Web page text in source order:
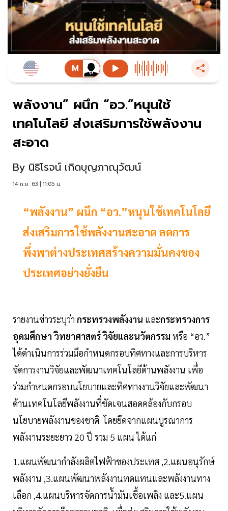
พลังงาน” ผนึก “อว.”หนุนใช้
เทคโนโลยี ส่งเสริมการใช้พลังงาน
สะอาด
By นิธิโรจน์ เกิดบุญภาณุวัฒน์
14 ก.ย. 63 | 11:05 น.
“พลังงาน” ผนึก “อว.”หนุนใช้เทคโนโลยี
ส่งเสริมการใช้พลังงานสะอาด ลดการ
พึ่งพาต่างประเทศสร้างความมั่นคงของ
ประเทศอย่างยั่งยืน
รายงานข่าวระบุว่า กระทรวงพลังงาน และกระทรวงการ
อุดมศึกษา วิทยาศาสตร์ วิจัยและนวัตกรรม หรือ “อว.”
ได้ดำเนินการร่วมมือกำหนดกรอบทิศทางและการบริหาร
จัดการงานวิจัยและพัฒนาเทคโนโลยีด้านพลังงาน เพื่อ
ร่วมกำหนดกรอบนโยบายและทิศทางงานวิจัยและพัฒนา
ด้านเทคโนโลยีพลังงานที่ชัดเจนสอดคล้องกับกรอบ
นโยบายพลังงานของชาติ โดยยึดจากแผนบูรณาการ
พลังงานระยะยาว 20 ปี รวม 5 แผน ได้แก่
1.แผนพัฒนากำลังผลิตไฟฟ้าของประเทศ ,2.แผนอนุรักษ์
พลังงาน ,3.แผนพัฒนาพลังงานทดแทนและพลังงานทาง
เลือก ,4.แผนบริหารจัดการน้ำมันเชื้อเพลิง และ5.แผน